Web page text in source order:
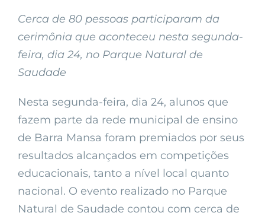
Cerca de 80 pessoas participaram da
cerimônia que aconteceu nesta segunda-
feira, dia 24, no Parque Natural de
Saudade
Nesta segunda-feira, dia 24, alunos que
fazem parte da rede municipal de ensino
de Barra Mansa foram premiados por seus
resultados alcançados em competições
educacionais, tanto a nível local quanto
nacional. O evento realizado no Parque
Natural de Saudade contou com cerca de